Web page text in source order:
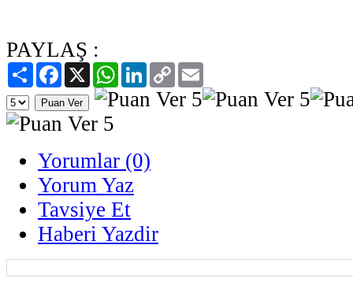
PAYLAŞ :
PaylaşFacebook
X WhatsAppLinkedIn
Copy
Link
Yorumlar (0)
Yorum Yaz
Tavsiye Et
Haberi Yazdir